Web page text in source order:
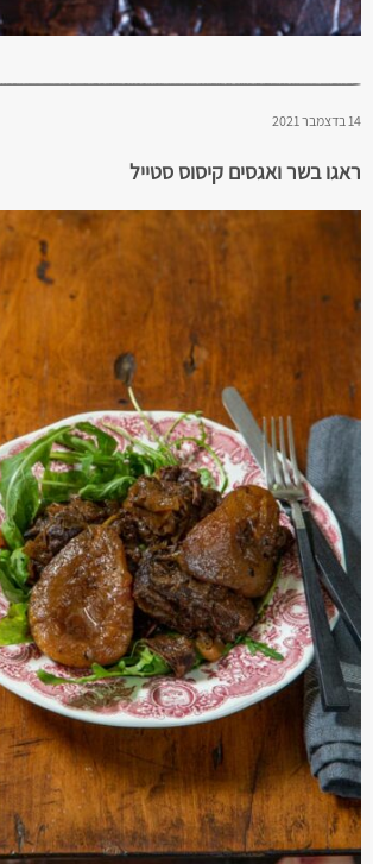
14 בדצמבר 2021
ראגו בשר ואגסים קיסוס סטייל